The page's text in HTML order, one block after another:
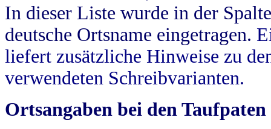
In dieser Liste wurde in der
deutsche Ortsname eingetragen.
liefert zusätzliche Hinweise zu
verwendeten Schreibvarianten.
Ortsangaben bei den Taufpaten